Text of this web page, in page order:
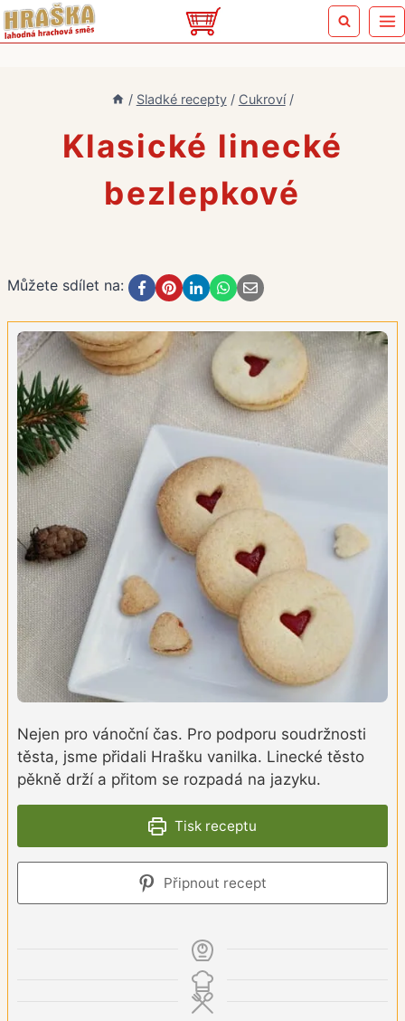
Přeskočit
na
/ Sladké recepty / Cukroví /
Klasické linecké
bezlepkové
Můžete sdílet na:
Nejen pro vánoční čas. Pro podporu soudržnosti
těsta, jsme přidali Hrašku vanilka. Linecké těsto
pěkně drží a přitom se rozpadá na jazyku.
Tisk receptu
Připnout recept